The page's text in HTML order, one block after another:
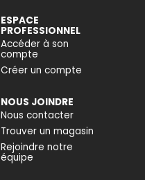
ESPACE
PROFESSIONNEL
Accéder à son
compte
Créer un compte
NOUS JOINDRE
Nous contacter
Trouver un magasin
Rejoindre notre
équipe